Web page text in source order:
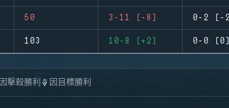
50 3-11 (-8) 0-2 (-
103 10-8 (+2) 0-0 (0)
因擊殺勝利 因目標勝利